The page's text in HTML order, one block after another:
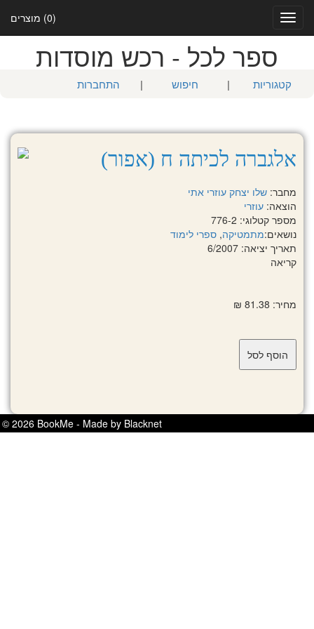
(0) מוצרים
Toggle
navigation
ספר לכל - רכש מוסדות
קטגוריות | חיפוש | התחברות
אלגברה לכיתה ח (אפור)
מחבר: שלו יצחק עוזרי אתי
הוצאה: עוזרי
מספר קטלוגי: 776-2
נושאים:מתמטיקה, ספרי לימוד
תאריך יציאה: 6/2007
קריאה
מחיר: 81.38 ₪
© 2026 BookMe - Made by Blacknet